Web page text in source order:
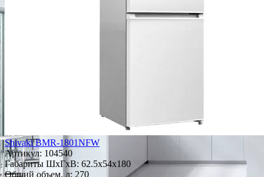
Shivaki BMR-1801NFW
Артикул: 104540
Габариты ШxГxВ: 62.5x54x180
Общий объем, л: 270